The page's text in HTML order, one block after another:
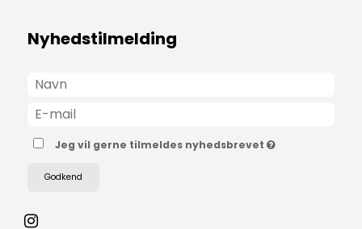
Nyhedstilmelding
Jeg vil gerne tilmeldes nyhedsbrevet
Godkend